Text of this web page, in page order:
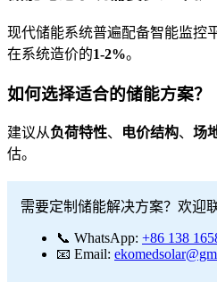
现代储能系统普遍配备智能监控
在系统造价的1-2%。
如何选择适合的储能方案？
建议从负荷特性、 电价结构、 场
估。
需要定制储能解决方案？欢迎
📞 WhatsApp: +86 138
📧 Email: